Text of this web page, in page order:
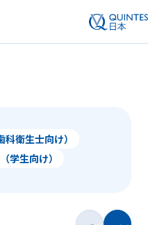
科衛生士向け）
学生向け）